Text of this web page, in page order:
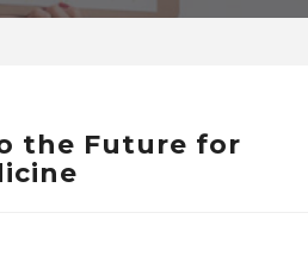
the Future for